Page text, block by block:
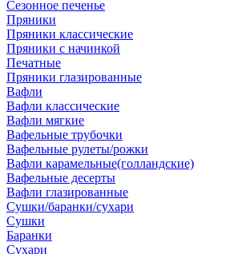
Сезонное печенье
Пряники
Пряники классические
Пряники с начинкой
Печатные
Пряники глазированные
Вафли
Вафли классические
Вафли мягкие
Вафельные трубочки
Вафельные рулеты/рожки
Вафли карамельные(голландские)
Вафельные десерты
Вафли глазированные
Сушки/баранки/сухари
Сушки
Баранки
Сухари